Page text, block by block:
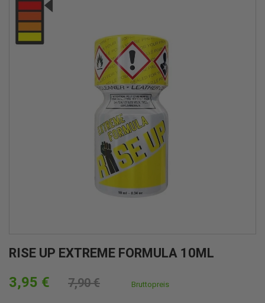
RISE UP EXTREME FORMULA 10ML
3,95 € 7,90 € Bruttopreis